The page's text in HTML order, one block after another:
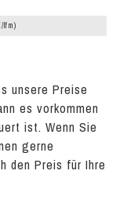
lfm)
unsere Preise
es vorkommen
ist. Wenn Sie
gerne
den Preis für Ihre